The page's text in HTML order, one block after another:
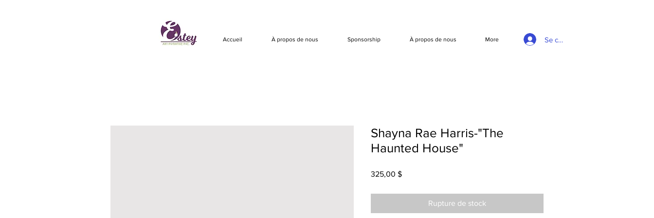
Accueil À propos de nous Sponsorship À propos de nous More Se connecter
Shayna Rae Harris-"The
Haunted House"
325,00 $Prix
Rupture de stock